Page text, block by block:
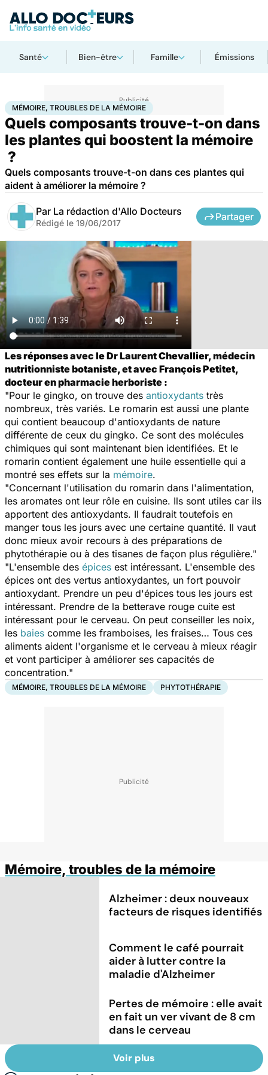
Santé Bien-être Famille Émissions
AccueilBien-êtreMémoire, troubles de la mémoire
MÉMOIRE, TROUBLES DE LA MÉMOIRE
Quels composants trouve-t-on dans
les plantes qui boostent la mémoire
?
Quels composants trouve-t-on dans ces plantes qui
aident à améliorer la mémoire ?
Par La rédaction d'Allo Docteurs
Rédigé le 19/06/2017
Partager
Les réponses avec le Dr Laurent Chevallier, médecin
nutritionniste botaniste, et avec François Petitet,
docteur en pharmacie herboriste :
"Pour le gingko, on trouve des antioxydants très
nombreux, très variés. Le romarin est aussi une plante
qui contient beaucoup d'antioxydants de nature
différente de ceux du gingko. Ce sont des molécules
chimiques qui sont maintenant bien identifiées. Et le
romarin contient également une huile essentielle qui a
montré ses effets sur la mémoire.
"Concernant l'utilisation du romarin dans l'alimentation,
les aromates ont leur rôle en cuisine. Ils sont utiles car ils
apportent des antioxydants. Il faudrait toutefois en
manger tous les jours avec une certaine quantité. Il vaut
donc mieux avoir recours à des préparations de
phytothérapie ou à des tisanes de façon plus régulière."
"L'ensemble des épices est intéressant. L'ensemble des
épices ont des vertus antioxydantes, un fort pouvoir
antioxydant. Prendre un peu d'épices tous les jours est
intéressant. Prendre de la betterave rouge cuite est
intéressant pour le cerveau. On peut conseiller les noix,
les baies comme les framboises, les fraises… Tous ces
aliments aident l'organisme et le cerveau à mieux réagir
et vont participer à améliorer ses capacités de
concentration."
MÉMOIRE, TROUBLES DE LA MÉMOIRE PHYTOTHÉRAPIE
Mémoire, troubles de la mémoire
Alzheimer : deux nouveaux
facteurs de risques identifiés
Comment le café pourrait
aider à lutter contre la
maladie d'Alzheimer
Pertes de mémoire : elle avait
en fait un ver vivant de 8 cm
dans le cerveau
Voir plus